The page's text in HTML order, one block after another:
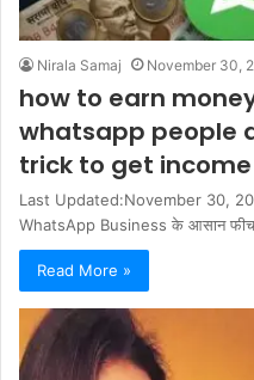
Nirala Samaj November 30,
how to earn
whatsapp people
trick to get
Last Updated:November 30,
WhatsApp Business के आसान
Read More »